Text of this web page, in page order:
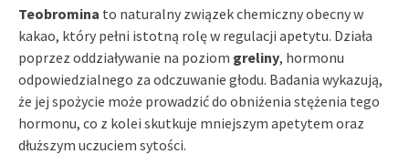
Teobromina to naturalny związek chemiczny obecny w
kakao, który pełni istotną rolę w regulacji apetytu. Działa
poprzez oddziaływanie na poziom greliny, hormonu
odpowiedzialnego za odczuwanie głodu. Badania wykazują,
że jej spożycie może prowadzić do obniżenia stężenia tego
hormonu, co z kolei skutkuje mniejszym apetytem oraz
dłuższym uczuciem sytości.